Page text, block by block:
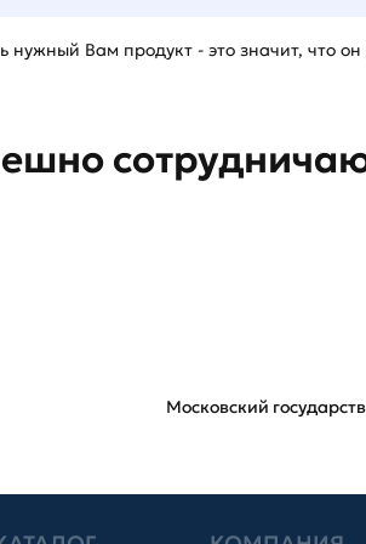
нужный Вам продукт - это значит, что он
Московский